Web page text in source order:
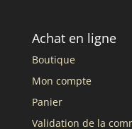
Achat en ligne
Boutique
Mon compte
Panier
Validation de la